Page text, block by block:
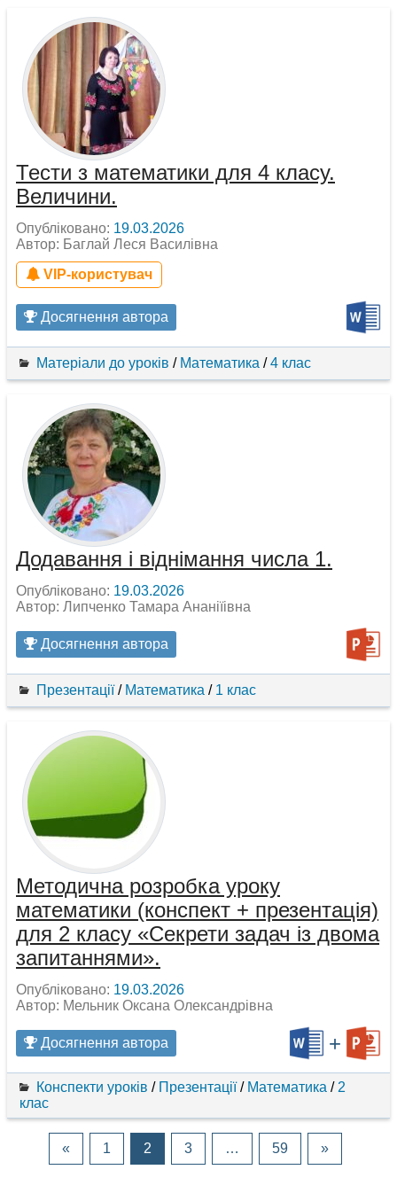
Тести з математики для 4 класу.
Величини.
Опубліковано: 19.03.2026
Автор: Баглай Леся Василівна
VIP-користувач
Досягнення автора
Матеріали до уроків / Математика / 4 клас
Додавання і віднімання числа 1.
Опубліковано: 19.03.2026
Автор: Липченко Тамара Ананіїівна
Досягнення автора
Презентації/ Математика / 1 клас
Методична розробка уроку
математики (конспект + презентація)
для 2 класу «Секрети задач із двома
запитаннями».
Опубліковано: 19.03.2026
Автор: Мельник Оксана Олександрівна
Досягнення автора +
Конспекти уроків / Презентації/ Математика / 2
клас
« 1 2 3 … 59 »